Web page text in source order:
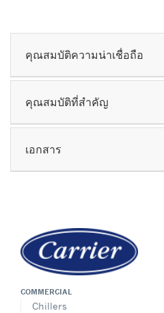
คุณสมบัติความน่าเชื่อถือ
คุณสมบัติที่สำคัญ
เอกสาร
COMMERCIAL
Chillers